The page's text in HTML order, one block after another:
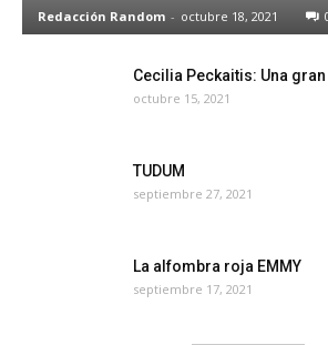
Redacción Random - octubre 18, 2021
Cecilia Peckaitis: Una
octubre 15, 2021
TUDUM
septiembre 27, 2021
La alfombra roja EMMY
septiembre 17, 2021